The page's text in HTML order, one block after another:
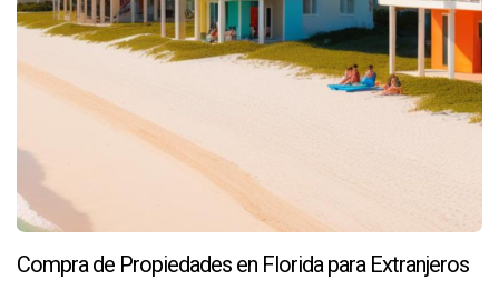
Compra de Propiedades en Florida para Extranjeros